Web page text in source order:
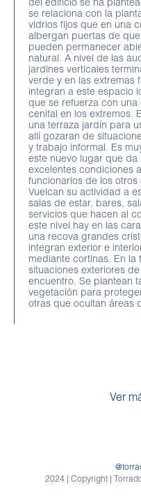
del edificio se ha
se relaciona con la
vidrios fijos que en una
albergan puertas de
pueden permanecer
natural. A nivel de las
jardines verticales
verde y en las extremas
integran a este espacio
que se refuerza con
cenital en los extremos.
una terraza jardín para
allí gozaran de
y trabajo informal. Es
este nuevo lugar que da
excelentes condiciones
funcionarios de los
Vuelcan su actividad a
salas de estar, bares,
servicios que hacen al
este nivel hay en las
una recova grandes
integran exterior e
mediante cortinas. En la
situaciones exteriores
encuentro. Se plantean
vegetación para
otras que ocultan áreas
Ver
2024 | Copyright |